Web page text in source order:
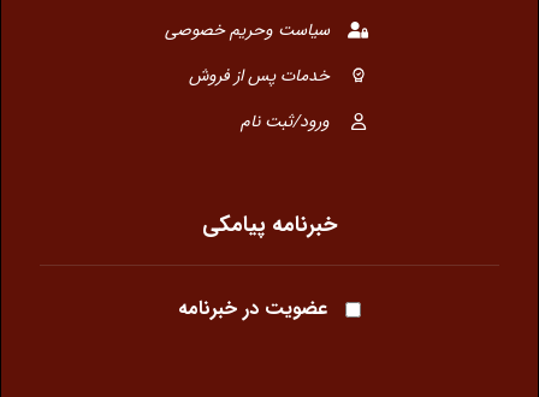
سیاست وحریم خصوصی
خدمات پس از فروش
ورود/ثبت نام
خبرنامه پیامکی
عضویت در خبرنامه